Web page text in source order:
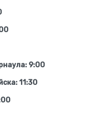
9:00
11:30